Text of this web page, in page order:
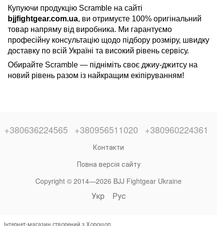
Купуючи продукцію Scramble на сайті
bjjfightgear.com.ua, ви отримуєте 100% оригінальний
товар напряму від виробника. Ми гарантуємо
професійну консультацію щодо підбору розміру, швидку
доставку по всій Україні та високий рівень сервісу.
Обирайте Scramble — підніміть своє джиу-джитсу на
новий рівень разом із найкращим екіпіруванням!
+380636224565 +380956511020 +380960224361
Контакти
Повна версія сайту
Copyright © 2014—2026 BJJ Fightgear Ukraine
Укр Рус
Інтернет-магазин створений з Хорошоп